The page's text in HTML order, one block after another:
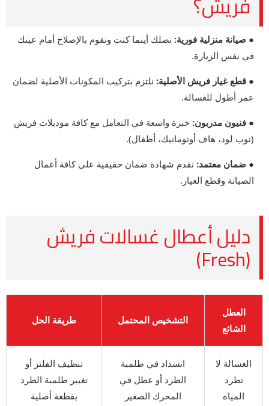
● صيانة منزلية فورية: نصلك أينما كنت ونقوم بالإصلاح أمام عينك
في نفس الزيارة.
● قطع غيار فريش الأصلية: نلتزم بتركيب المكونات الأصلية لضمان
عمر أطول للغسالة.
● فنيون مدربون: خبرة واسعة في التعامل مع كافة موديلات فريش
(توب لود، هاف أوتوماتيك، أطفال).
● ضمان معتمد: نقدم شهادة ضمان حقيقية على كافة أعمال
الصيانة وقطع الغيار.
دليل أعطال غسالات فريش
(Fresh)
العطل
الشائع
التشخيص المحتمل طريقة الحل
الغسالة لا
تطرد
المياه
انسداد في طلمبة
الطرد أو عطل في
المحرك الصغير
تنظيف الفلتر أو
تغيير طلمبة الطرد
بقطعة أصلية